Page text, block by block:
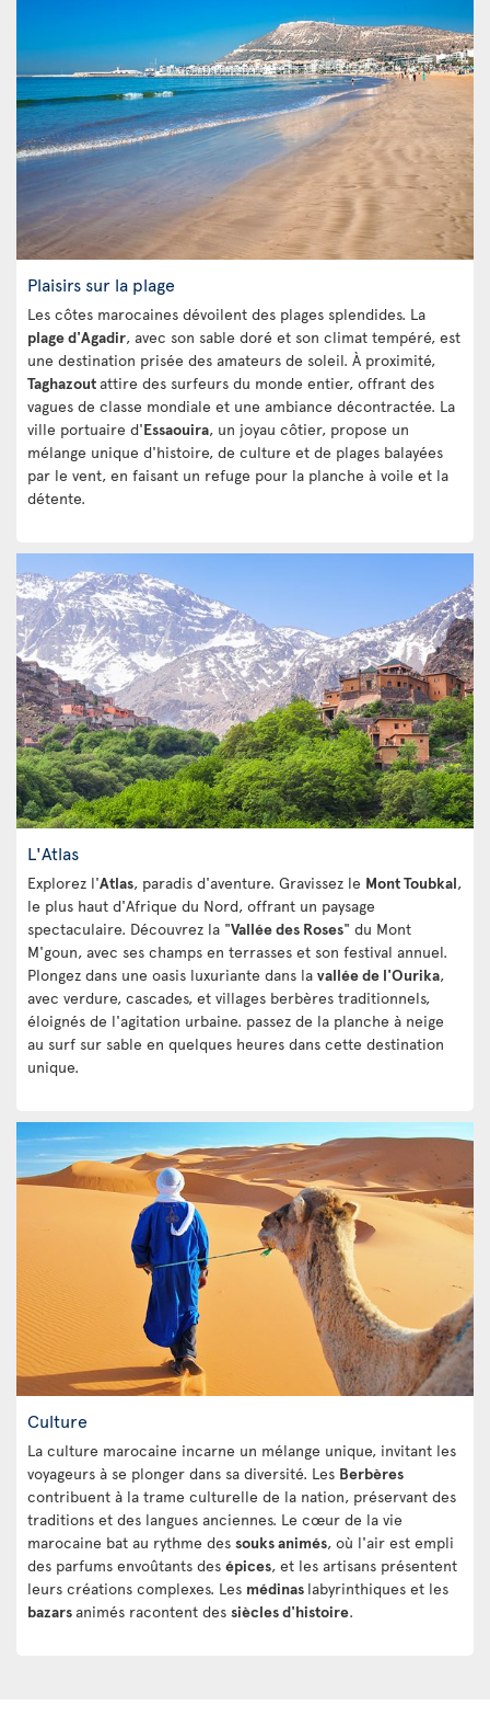
Plaisirs sur la plage
Les côtes marocaines dévoilent des plages splendides. La
plage d'Agadir, avec son sable doré et son climat tempéré, est
une destination prisée des amateurs de soleil. À proximité,
Taghazoutattire des surfeurs du monde entier, offrant des
vagues de classe mondiale et une ambiance décontractée. La
ville portuaire d'Essaouira, un joyau côtier, propose un
mélange unique d'histoire, de culture et de plages balayées
par le vent, en faisant un refuge pour la planche à voile et la
détente.
L'Atlas
Explorez l'Atlas, paradis d'aventure. Gravissez le Mont Toubkal,
le plus haut d'Afrique du Nord, offrant un paysage
spectaculaire. Découvrez la "Vallée des Roses" du Mont
M'goun, avec ses champs en terrasses et son festival annuel.
Plongez dans une oasis luxuriante dans la vallée de l'Ourika,
avec verdure, cascades, et villages berbères traditionnels,
éloignés de l'agitation urbaine. passez de la planche à neige
au surf sur sable en quelques heures dans cette destination
unique.
Culture
La culture marocaine incarne un mélange unique, invitant les
voyageurs à se plonger dans sa diversité. Les Berbères
contribuent à la trame culturelle de la nation, préservant des
traditions et des langues anciennes. Le cœur de la vie
marocaine bat au rythme des souks animés, où l'air est empli
des parfums envoûtants des épices, et les artisans présentent
leurs créations complexes. Les médinas labyrinthiques et les
bazarsanimés racontent des siècles d'histoire.